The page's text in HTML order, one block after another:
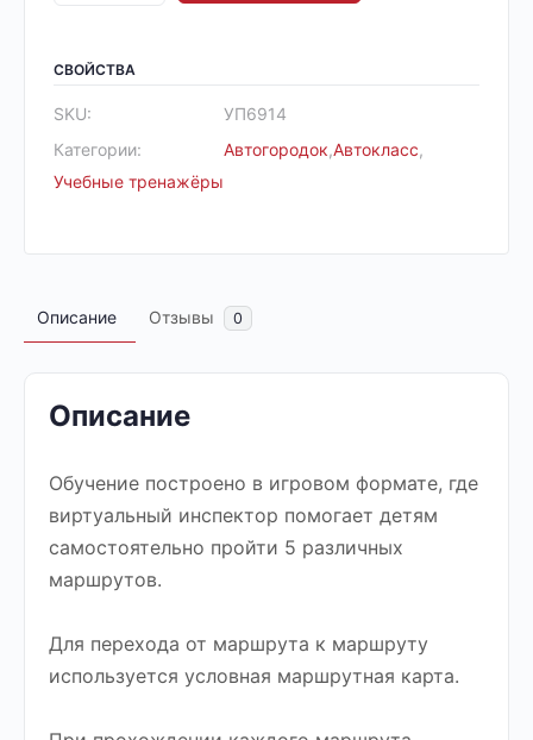
СВОЙСТВА
SKU:
УП6914
Категории:
Автогородок,Автокласс,
Учебные тренажёры
Описание Отзывы 0
Описание
Обучение построено в игровом формате, где
виртуальный инспектор помогает детям
самостоятельно пройти 5 различных
маршрутов.
Для перехода от маршрута к маршруту
используется условная маршрутная карта.